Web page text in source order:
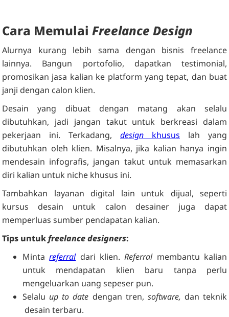
Cara Memulai Freelance Design
Alurnya kurang lebih sama dengan bisnis freelance
lainnya. Bangun portofolio, dapatkan testimonial,
promosikan jasa kalian ke platform yang tepat, dan buat
janji dengan calon klien.
Desain yang dibuat dengan matang akan selalu
dibutuhkan, jadi jangan takut untuk berkreasi dalam
pekerjaan ini. Terkadang, design khusus lah yang
dibutuhkan oleh klien. Misalnya, jika kalian hanya ingin
mendesain infografis, jangan takut untuk memasarkan
diri kalian untuk niche khusus ini.
Tambahkan layanan digital lain untuk dijual, seperti
kursus desain untuk calon desainer juga dapat
memperluas sumber pendapatan kalian.
Tips untukfreelance designers:
Mintareferraldari klien.Referral membantu kalian
untuk mendapatan klien baru tanpa perlu
mengeluarkan uang sepeser pun.
Selalu up to date dengan tren, software, dan teknik
desain terbaru.